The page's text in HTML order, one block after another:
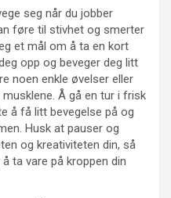
seg når du jobber
føre til stivhet og smerter
et mål om å ta en kort
opp og beveger deg litt
noen enkle øvelser eller
Å gå en tur i frisk
å få litt bevegelse på og
Husk at pauser og
og kreativiteten din, så
ta vare på kroppen din